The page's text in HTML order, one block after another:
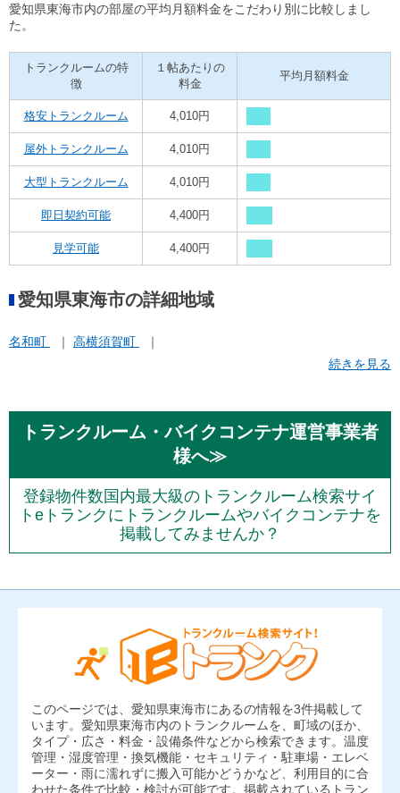
愛知県東海市内の部屋の平均月額料金をこだわり別に比較しまし
た。
トランクルームの特
徴
１帖あたりの
料金
平均月額料金
格安トランクルーム 4,010円
屋外トランクルーム 4,010円
大型トランクルーム 4,010円
即日契約可能 4,400円
見学可能 4,400円
愛知県東海市の詳細地域
名和町
高横須賀町
続きを見る
トランクルーム・バイクコンテナ運営事業者
様へ≫
登録物件数国内最大級のトランクルーム検索サイ
トeトランクにトランクルームやバイクコンテナを
掲載してみませんか？
このページでは、愛知県東海市にあるの情報を3件掲載して
います。愛知県東海市内のトランクルームを、町域のほか、
タイプ・広さ・料金・設備条件などから検索できます。温度
管理・湿度管理・換気機能・セキュリティ・駐車場・エレベ
ーター・雨に濡れずに搬入可能かどうかなど、利用目的に合
わせた条件で比較・検討が可能です。掲載されているトラン